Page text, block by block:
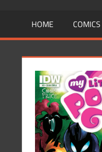
HOME COMICS